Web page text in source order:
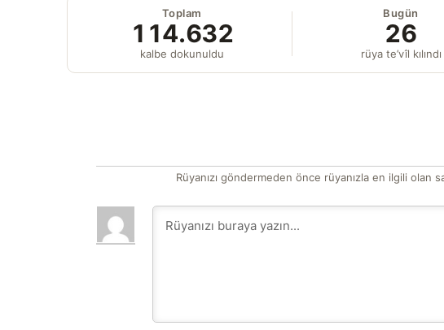
Toplam
114.632
kalbe dokunuldu
Bugün
26
rüya te’vîl kılındı
Rüyanızı göndermeden önce rüyanızla en ilgili olan